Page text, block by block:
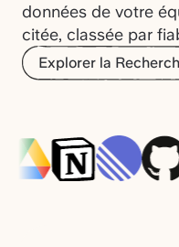
données de votre
citée, classée par
Explorer la